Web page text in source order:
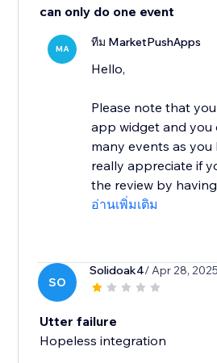
can only do one event
MA ทีม MarketPushApps
Hello,
Please note that
app widget and you
many events as you
really appreciate if
the review by having
อ่านเพิ่มเติม
SO
Solidoak4/ Apr 28, 2025
Utter failure
Hopeless integration